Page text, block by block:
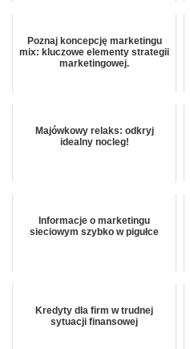
Poznaj koncepcję marketingu
mix: kluczowe elementy strategii
marketingowej.
Majówkowy relaks: odkryj
idealny nocleg!
Informacje o marketingu
sieciowym szybko w pigułce
Kredyty dla firm w trudnej
sytuacji finansowej